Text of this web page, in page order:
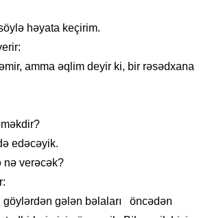
həyata keçirim.
amma əqlim deyir ki, bir rəsədxana
edəcəyik.
nə verəcək?
gələn bəlaları öncədən